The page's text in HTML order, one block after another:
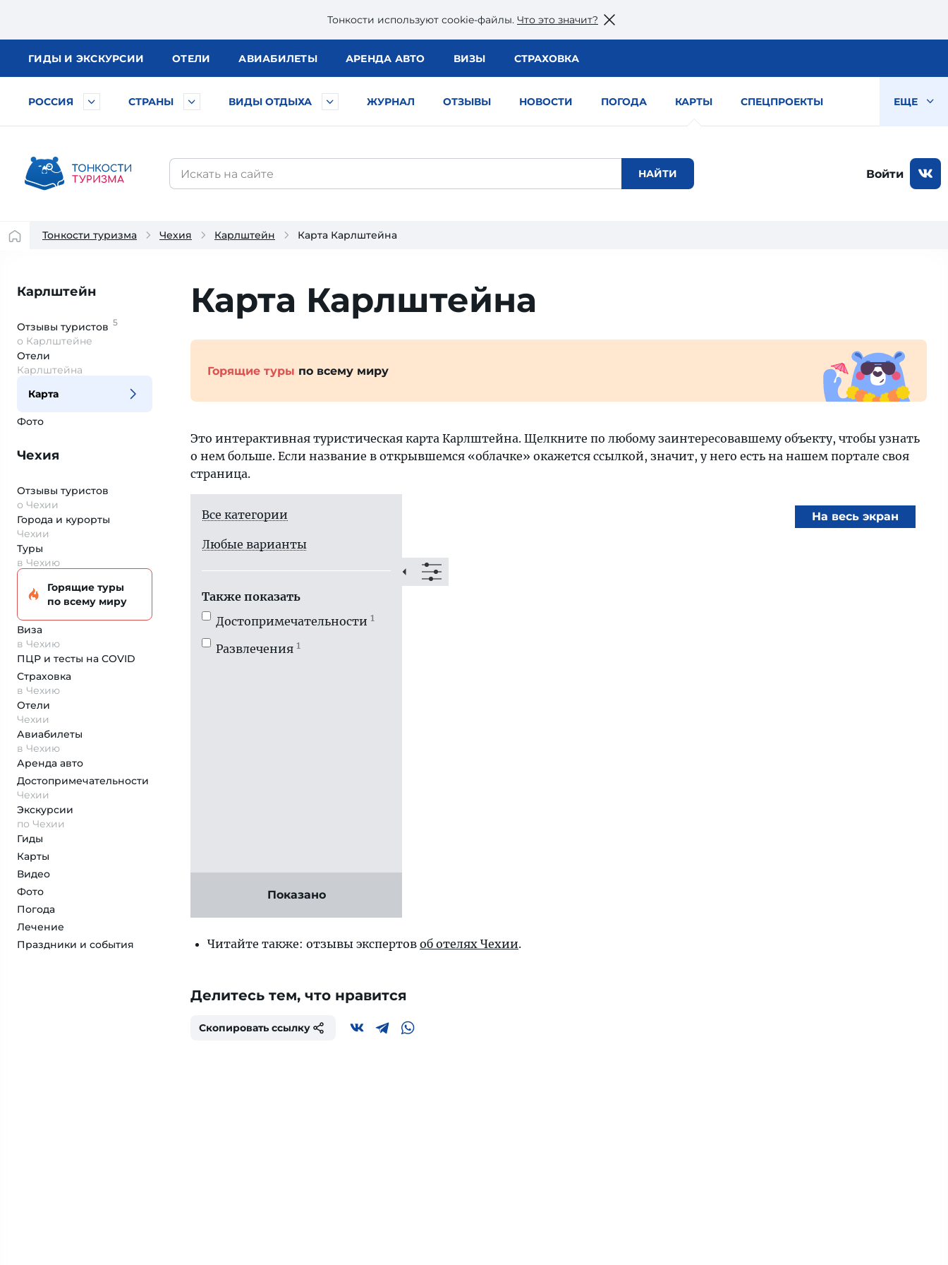
Тонкости используют сookie-файлы. Что это значит?
ГИДЫ И ЭКСКУРСИИ ОТЕЛИ АВИАБИЛЕТЫ АРЕНДА АВТО ВИЗЫ СТРАХОВКА
РОССИЯ СТРАНЫ ВИДЫ ОТДЫХА ЖУРНАЛ ОТЗЫВЫ НОВОСТИ ПОГОДА КАРТЫ СПЕЦПРОЕКТЫ ЕЩЕ
Войти
Тонкости туризма Чехия Карлштейн Карта Карлштейна
Карлштейн
Отзывы туристов 5
о Карлштейне
Отели
Карлштейна
Карта
Фото
Чехия
Отзывы туристов
о Чехии
Города и курорты
Чехии
Туры
в Чехию
Горящие туры
по всему миру
Виза
в Чехию
ПЦР и тесты на COVID
Страховка
в Чехию
Отели
Чехии
Авиабилеты
в Чехию
Аренда авто
Достопримеча­тельности
Чехии
Экскурсии
по Чехии
Гиды
Карты
Видео
Фото
Погода
Лечение
Праздники и события
Карта Карлштейна
Горящие туры по всему миру
Это интерактивная туристическая карта Карлштейна. Щелкните по любому заинтересовавшему объекту, чтобы узнать
о нем больше. Если название в открывшемся «облачке» окажется ссылкой, значит, у него есть на нашем портале своя
страница.
На весь экран
Показано
Все категории
Любые варианты
Также показать
Достопримечатель­ности 1
Развлечения 1
Читайте также: отзывы экспертов об отелях Чехии.
Делитесь тем, что нравится
Скопировать ссылку